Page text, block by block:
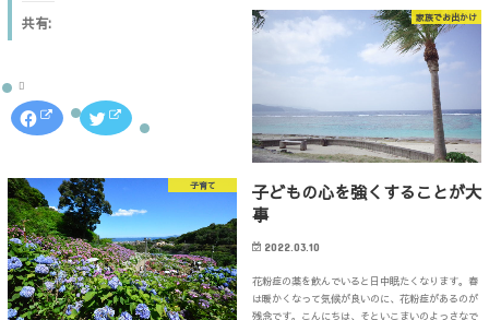
共有:
F
c
o
o
k
で
共
有
す
る
に
は
ク
ク
ッ
て
w
i
t
t
e
r
で
共
有
o
o
る
に
ク
リ
ッ
ク
し
さ
(
新
し
い
て
T
t
で
共
有
(
新
し
い
で
開
き
ま
家族でお出かけ
子どもの心を強くすることが大
事
2022.03.10
花粉症の薬を飲んでいると日中眠たくなります。春
は暖かくなって気候が良いのに、花粉症があるのが
残念です。こんにちは、そといこまいのよっさなで
子育て